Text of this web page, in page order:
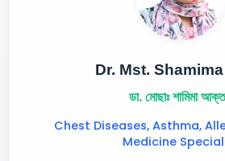
Dr. Mst.
ডা. মোছাঃ শামিমা
Chest Diseases, Asthma,
Medicine